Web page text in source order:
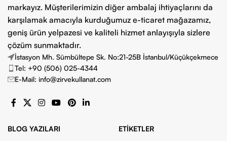
markayız. Müşterilerimizin diğer ambalaj ihtiyaçlarını da
karşılamak amacıyla kurduğumuz e-ticaret mağazamız,
geniş ürün yelpazesi ve kaliteli hizmet anlayışıyla sizlere
çözüm sunmaktadır.
İstasyon Mh. Sümbültepe Sk. No:21-25B İstanbul/Küçükçekmece
Tel: +90 (506) 025-4344
E-Mail: info@zirvekullanat.com
BLOG YAZILARI
ETIKETLER